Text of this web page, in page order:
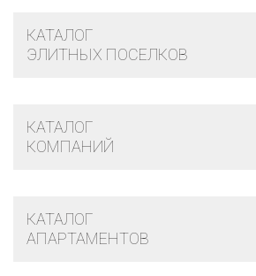
КАТАЛОГ
ЭЛИТНЫХ ПОСЕЛКОВ
КАТАЛОГ
КОМПАНИЙ
КАТАЛОГ
АПАРТАМЕНТОВ